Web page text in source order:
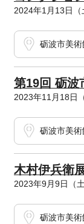
2024年1月13日（
砺波市美術
第19回 砺波
2023年11月18日
砺波市美術
木村伊兵衛
2023年9月9日（
砺波市美術